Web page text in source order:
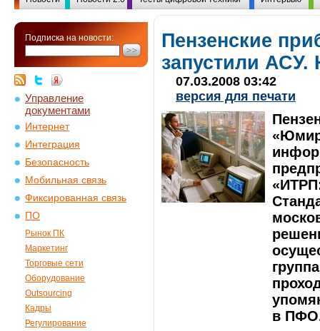
Подписка на новости:
Управление
документами
Интернет
Интеграция
Безопасность
Мобильная связь
Фиксированная связь
ПО
Рынок ПК
Маркетинг
Торговые сети
Оборудование
Outsourcing
Кадры
Регулирование
Пензенские
запустили АСУ.
07.03.2008 03:42
версия для печати
в